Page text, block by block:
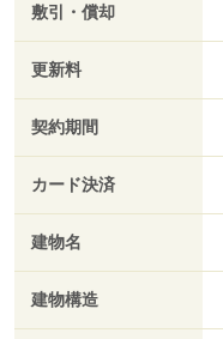
敷引・償却
更新料
契約期間
カード決済
建物名
建物構造